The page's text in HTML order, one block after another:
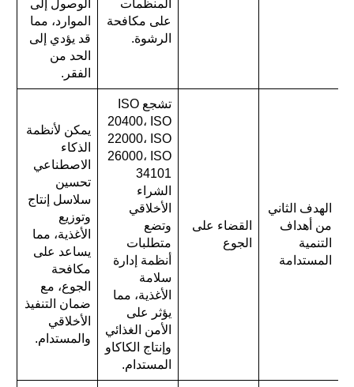
المنظمات
على مكافحة
الرشوة.
الوصول إلى
الموارد، مما
قد يؤدي إلى
الحد من
الفقر.
الهدف الثاني
من أهداف
التنمية
المستدامة
القضاء على
الجوع
تشجع ISO
20400، ISO
22000، ISO
26000، ISO
34101
الشراء
الأخلاقي
وتضع
متطلبات
أنظمة إدارة
سلامة
الأغذية، مما
يؤثر على
الأمن الغذائي
وإنتاج الكاكاو
المستدام.
يمكن لأنظمة
الذكاء
الاصطناعي
تحسين
سلاسل إنتاج
وتوزيع
الأغذية، مما
يساعد على
مكافحة
الجوع، مع
ضمان التنفيذ
الأخلاقي
والمستدام.